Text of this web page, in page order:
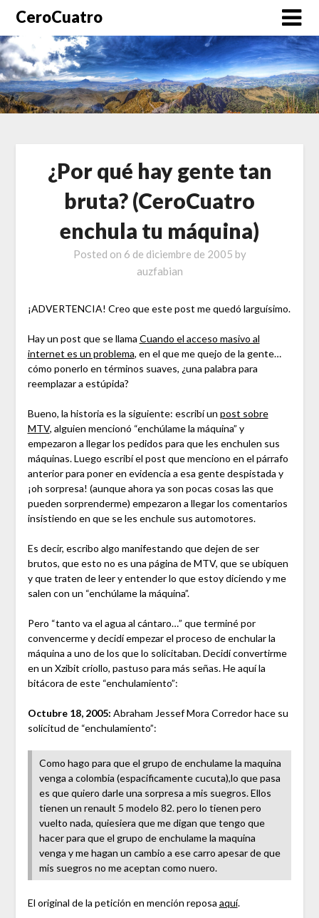
CeroCuatro
¿Por qué hay gente tan
bruta? (CeroCuatro
enchula tu máquina)
Posted on 6 de diciembre de 2005 by
auzfabian
¡ADVERTENCIA! Creo que este post me quedó larguísimo.
Hay un post que se llama Cuando el acceso masivo al
internet es un problema, en el que me quejo de la gente…
cómo ponerlo en términos suaves, ¿una palabra para
reemplazar a estúpida?
Bueno, la historia es la siguiente: escribí un post sobre
MTV, alguien mencionó “enchúlame la máquina” y
empezaron a llegar los pedidos para que les enchulen sus
máquinas. Luego escribí el post que menciono en el párrafo
anterior para poner en evidencia a esa gente despistada y
¡oh sorpresa! (aunque ahora ya son pocas cosas las que
pueden sorprenderme) empezaron a llegar los comentarios
insistiendo en que se les enchule sus automotores.
Es decir, escribo algo manifestando que dejen de ser
brutos, que esto no es una página de MTV, que se ubiquen
y que traten de leer y entender lo que estoy diciendo y me
salen con un “enchúlame la máquina”.
Pero “tanto va el agua al cántaro…” que terminé por
convencerme y decidí empezar el proceso de enchular la
máquina a uno de los que lo solicitaban. Decidí convertirme
en un Xzibit criollo, pastuso para más señas. He aquí la
bitácora de este “enchulamiento”:
Octubre 18, 2005: Abraham Jessef Mora Corredor hace su
solicitud de “enchulamiento”:
Como hago para que el grupo de enchulame la maquina
venga a colombia (espacificamente cucuta),lo que pasa
es que quiero darle una sorpresa a mis suegros. Ellos
tienen un renault 5 modelo 82. pero lo tienen pero
vuelto nada, quiesiera que me digan que tengo que
hacer para que el grupo de enchulame la maquina
venga y me hagan un cambio a ese carro apesar de que
mis suegros no me aceptan como nuero.
El original de la petición en mención reposa aquí.